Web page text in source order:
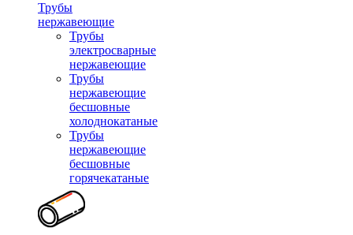
Трубы
нержавеющие
Трубы
электросварные
нержавеющие
Трубы
нержавеющие
бесшовные
холоднокатаные
Трубы
нержавеющие
бесшовные
горячекатаные